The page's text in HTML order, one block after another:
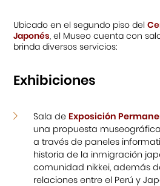
Ubicado en el segundo piso del
Japonés, el Museo cuenta con
brinda diversos servicios:
Exhibiciones
Sala de Exposición
una propuesta
a través de paneles
historia de la inmigración
comunidad nikkei, además
relaciones entre el Perú y